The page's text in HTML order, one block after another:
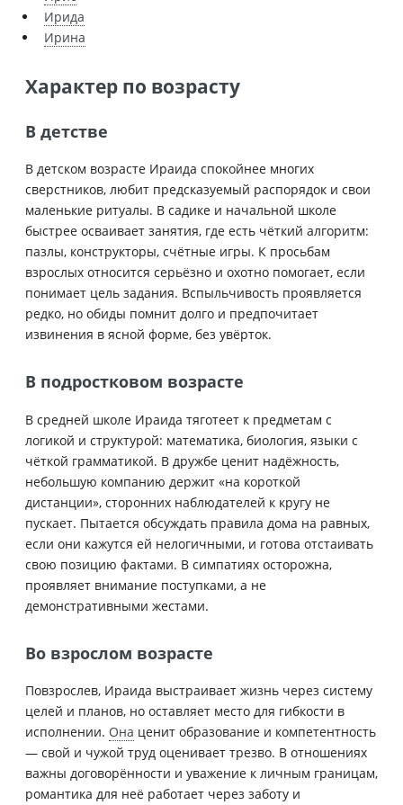
Ирида
Ирина
Характер по возрасту
В детстве
В детском возрасте Ираида спокойнее многих
сверстников, любит предсказуемый распорядок и свои
маленькие ритуалы. В садике и начальной школе
быстрее осваивает занятия, где есть чёткий алгоритм:
пазлы, конструкторы, счётные игры. К просьбам
взрослых относится серьёзно и охотно помогает, если
понимает цель задания. Вспыльчивость проявляется
редко, но обиды помнит долго и предпочитает
извинения в ясной форме, без увёрток.
В подростковом возрасте
В средней школе Ираида тяготеет к предметам с
логикой и структурой: математика, биология, языки с
чёткой грамматикой. В дружбе ценит надёжность,
небольшую компанию держит «на короткой
дистанции», сторонних наблюдателей к кругу не
пускает. Пытается обсуждать правила дома на равных,
если они кажутся ей нелогичными, и готова отстаивать
свою позицию фактами. В симпатиях осторожна,
проявляет внимание поступками, а не
демонстративными жестами.
Во взрослом возрасте
Повзрослев, Ираида выстраивает жизнь через систему
целей и планов, но оставляет место для гибкости в
исполнении. Она ценит образование и компетентность
— свой и чужой труд оценивает трезво. В отношениях
важны договорённости и уважение к личным границам,
романтика для неё работает через заботу и